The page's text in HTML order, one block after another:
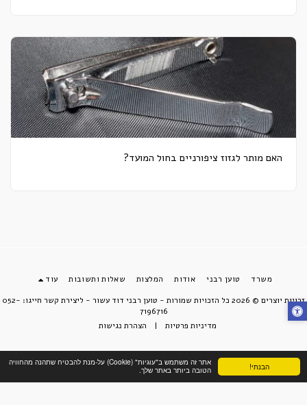
הבנתי!
אתר זה משתמש ב"עוגיות" (Cookie) על-מנת להבטיח שתהנה מהחוויה
הטובה ביותר באתר שלך.
האם מותר לגזוז ציפורניים בחול המועד?
משרד טוען רבני אודות המלצות שאלות ותשובות
עוד
זכויות יוצרים © 2026 כל הזכויות שמורות -
טוען רבני דוד עשור - ליצירת קשר חייגו: 052-
7196716
מדיניות פרטיות | הצהרת נגישות